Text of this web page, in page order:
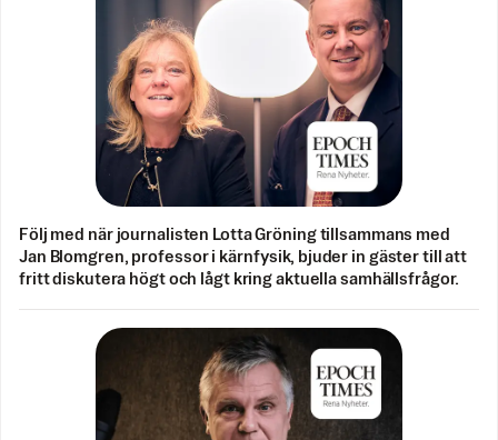
Följ med när journalisten Lotta Gröning tillsammans med
Jan Blomgren, professor i kärnfysik, bjuder in gäster till att
fritt diskutera högt och lågt kring aktuella samhällsfrågor.